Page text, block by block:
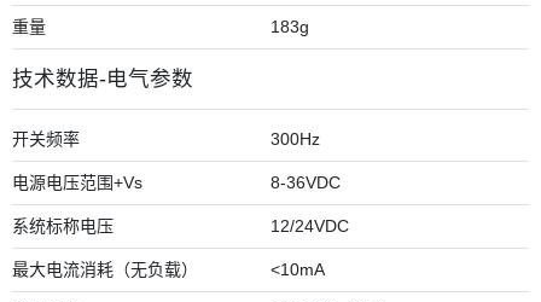
重量 183g
技术数据-电气参数
开关频率 300Hz
电源电压范围+Vs 8-36VDC
系统标称电压 12/24VDC
最大电流消耗（无负载） <10mA